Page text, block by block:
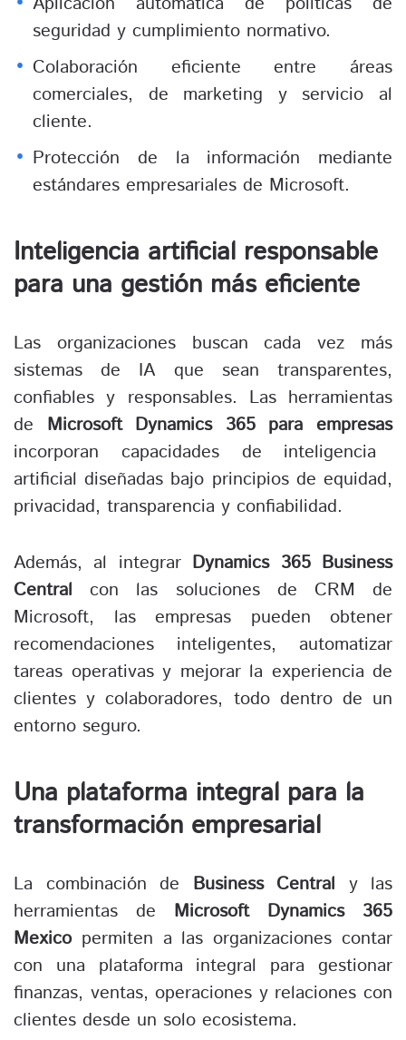
seguridad y cumplimiento normativo.
Colaboración eficiente entre áreas
comerciales, de marketing y servicio al
cliente.
Protección de la información mediante
estándares empresariales de Microsoft.
Inteligencia artificial responsable
para una gestión más eficiente
Las organizaciones buscan cada vez más
sistemas de IA que sean transparentes,
confiables y responsables. Las herramientas
de Microsoft Dynamics 365 para empresas
incorporan capacidades de inteligencia
artificial diseñadas bajo principios de equidad,
privacidad, transparencia y confiabilidad.
Además, al integrar Dynamics 365 Business
Central con las soluciones de CRM de
Microsoft, las empresas pueden obtener
recomendaciones inteligentes, automatizar
tareas operativas y mejorar la experiencia de
clientes y colaboradores, todo dentro de un
entorno seguro.
Una plataforma integral para la
transformación empresarial
La combinación de Business Central y las
herramientas de Microsoft Dynamics 365
Mexicopermiten a las organizaciones contar
con una plataforma integral para gestionar
finanzas, ventas, operaciones y relaciones con
clientes desde un solo ecosistema.